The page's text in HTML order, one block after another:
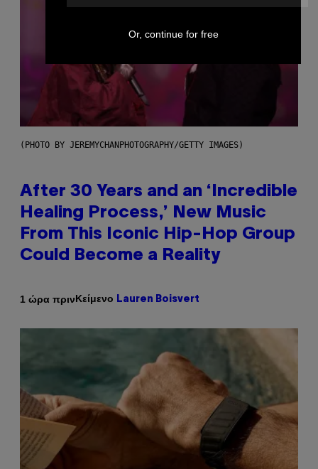
(PHOTO BY JEREMYCHANPHOTOGRAPHY/GETTY IMAGES)
After 30 Years and an ‘Incredible
Healing Process,’ New Music
From This Iconic Hip-Hop Group
Could Become a Reality
1 ώρα πρινΚείμενο Lauren Boisvert
Or, continue for free